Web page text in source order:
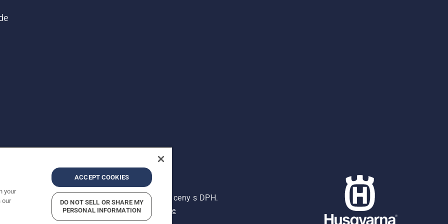
Zobrazené ceny jsou doporučené prodejní ceny s DPH.
Oznámení o ochraně osobních údajů Kontaktní údaje
your
our
ACCEPT COOKIES
DO NOT SELL OR SHARE MY
PERSONAL INFORMATION